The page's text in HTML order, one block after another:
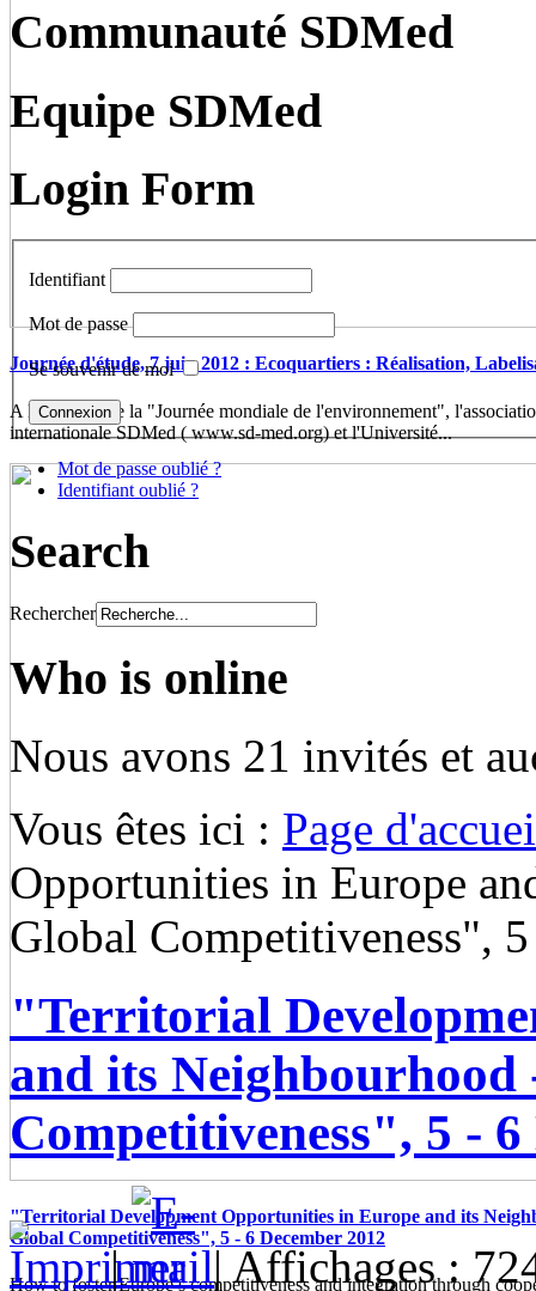
Journée d'étude, 7 juin 2012 : Ecoquartiers : Réalisation,
A l'occasion de la "Journée mondiale de l'environnement",
internationale SDMed ( www.sd-med.org) et l'Université...
"Territorial Development Opportunities in Europe and its
Global Competitiveness", 5 - 6 December 2012
How to foster Europe’s competitiveness and integration through
Communauté SDMed
Equipe SDMed
Login Form
Identifiant
Mot de passe
Se souvenir de moi
Mot de passe oublié ?
Identifiant oublié ?
Search
Rechercher
Who is online
Nous avons 21 invités et
Vous êtes ici : Page
Opportunities in Europe
Global Competitiveness",
"Territorial
and its
Competitiveness", 5 - 6
| | Affichages :